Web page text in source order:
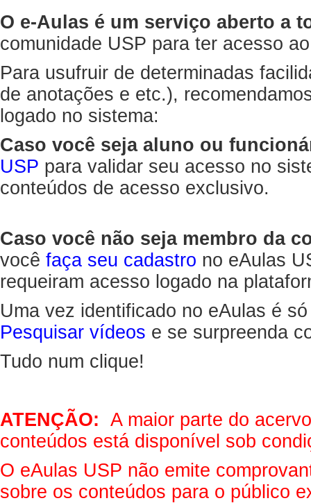
O e-Aulas é um serviço aberto a
comunidade USP para ter acesso
Para usufruir de determinadas
de anotações e etc.),
logado no sistema:
Caso você seja aluno ou
USP para validar seu acesso no
conteúdos de acesso exclusivo.
Caso você não seja membro da
você faça seu cadastro no eAulas
requeiram acesso logado na
Uma vez identificado no eAulas é
Pesquisar vídeos e se surpreenda
Tudo num clique!
ATENÇÃO: A maior parte do
conteúdos está disponível sob
O eAulas USP não emite
sobre os conteúdos para o público